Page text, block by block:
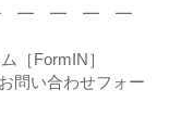
━ ━ ━ ━
［FormIN］
問い合わせフォー